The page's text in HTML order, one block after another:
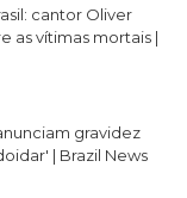
cantor Oliver
as vítimas mortais |
gravidez
| Brazil News